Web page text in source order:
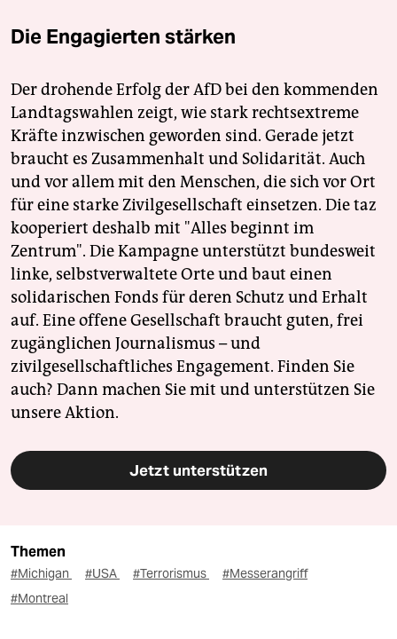
Die Engagierten stärken
Der drohende Erfolg der AfD bei den kommenden
Landtagswahlen zeigt, wie stark rechtsextreme
Kräfte inzwischen geworden sind. Gerade jetzt
braucht es Zusammenhalt und Solidarität. Auch
und vor allem mit den Menschen, die sich vor Ort
für eine starke Zivilgesellschaft einsetzen. Die taz
kooperiert deshalb mit "Alles beginnt im
Zentrum". Die Kampagne unterstützt bundesweit
linke, selbstverwaltete Orte und baut einen
solidarischen Fonds für deren Schutz und Erhalt
auf. Eine offene Gesellschaft braucht guten, frei
zugänglichen Journalismus – und
zivilgesellschaftliches Engagement. Finden Sie
auch? Dann machen Sie mit und unterstützen Sie
unsere Aktion.
Jetzt unterstützen
Themen
#Michigan #USA #Terrorismus
#Messerangriff
#Montreal